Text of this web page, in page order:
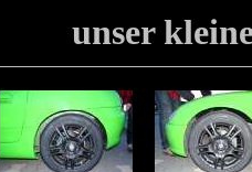
unser